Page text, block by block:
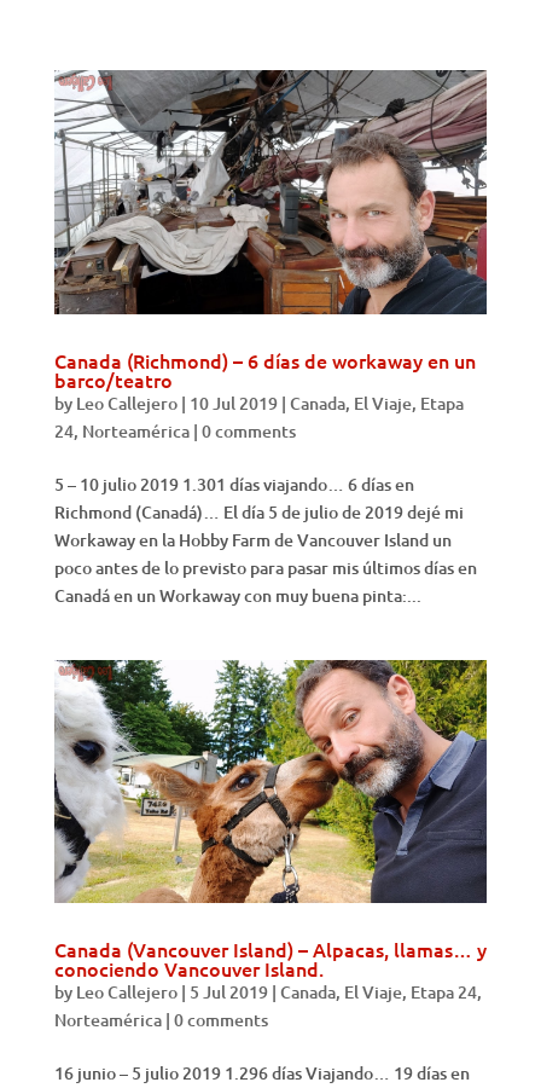
Canada (Richmond) – 6 días de workaway en un
barco/teatro
by Leo Callejero| 10 Jul 2019| Canada, El Viaje, Etapa
24, Norteamérica| 0 comments
5 – 10 julio 2019 1.301 días viajando… 6 días en
Richmond (Canadá)… El día 5 de julio de 2019 dejé mi
Workaway en la Hobby Farm de Vancouver Island un
poco antes de lo previsto para pasar mis últimos días en
Canadá en un Workaway con muy buena pinta:...
Canada (Vancouver Island) – Alpacas, llamas… y
conociendo Vancouver Island.
by Leo Callejero| 5 Jul 2019| Canada, El Viaje, Etapa 24,
Norteamérica| 0 comments
16 junio – 5 julio 2019 1.296 días Viajando… 19 días en